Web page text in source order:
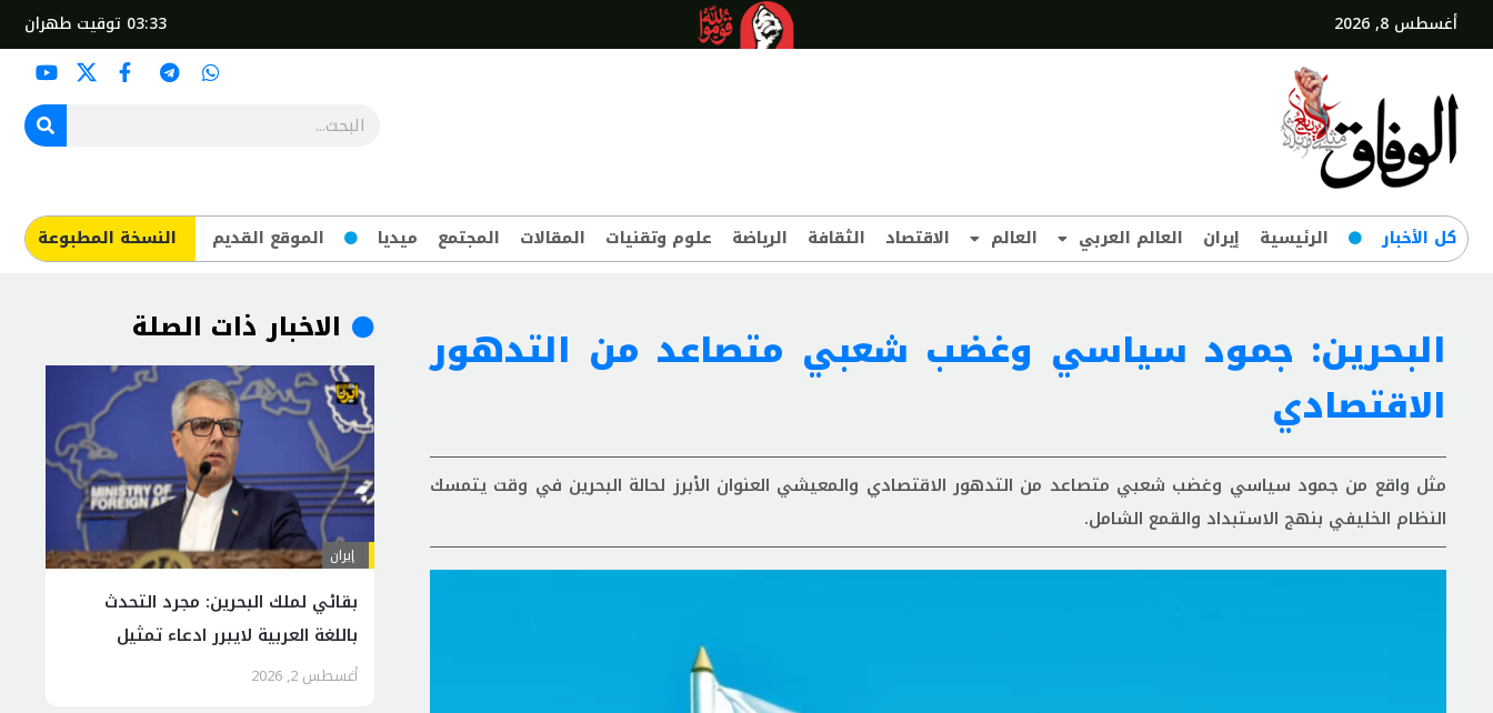
أغسطس 8, 2026 03:33 توقيت طهران
کل‌ الأخبار الرئيسية إيران العالم العربي العالم الاقتصاد الثقافة الرياضة علوم وتقنيات المقالات المجتمع ميديا الموقع القديم ​النسخة المطبوعة
البحرين: جمود سياسي وغضب شعبي متصاعد من التدهور
الاقتصادي
مثل واقع من جمود سياسي وغضب شعبي متصاعد من التدهور الاقتصادي والمعيشي العنوان الأبرز لحالة البحرين في وقت يتمسك
النظام الخليفي بنهج الاستبداد والقمع الشامل.
الاخبار ذات الصلة
إيران
بقائي لملك البحرين: مجرد التحدث
باللغة العربية لايبرر ادعاء تمثيل
الرسالة المحمدية
أغسطس 2, 2026